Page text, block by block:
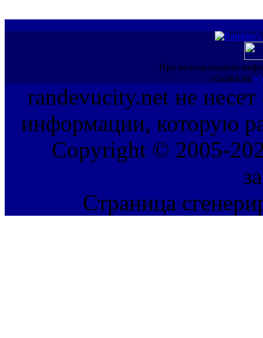
При использовании
ссылка на
randevucity.net не несет
информации, которую
Copyright © 2005-
Страница